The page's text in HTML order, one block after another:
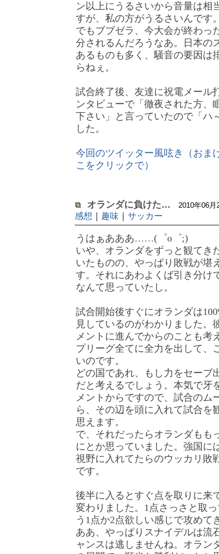
ン以上にうるさいから音量は相
すが、私の方がうるさいんです
でもブブゼラ、今大会が終わっ
分されるんだろうなあ。日本の
あるものも多く、騒音の要因は
らねぇ。
試合終了後、友達に祝電メール
ンタビューで「徹夜された方、
下さい」と言っていたので「ハ
した。
今回のツイッター風呟き（おま
こをクリックで）
オランダに負けた… 2010年06
感想 ｜ 趣味 ｜サッカー
うはぁあああ……(゜o゜;)
いや、オランダをずっと観てき
いたものの、やっぱり敗戦が堪
す。それにあわよくば引き分け
なんて思っていたし。
試合開始後すぐにオランダは
見しているのがわかりました。
メントに進んでからのことも考
プリーグ全てに全力を出して、
いのです。
どの国であれ、もし力をセーブ
だと考えるでしょう。本気で牙
メントからですので、試合のム
ら、その辺を頭に入れて試合を
思えます。
で、それだったらオランダもも
にとか思っていました。強国に
視野に入れてたらのウッカリ敗
です。
後半に入るとすぐ点を取りに来
変わりました。1点さっさと取
う1点か2点欲しい感じで攻めて
ああ、やっぱりスナイデルは流
ャンスは逃しませんね。オラン